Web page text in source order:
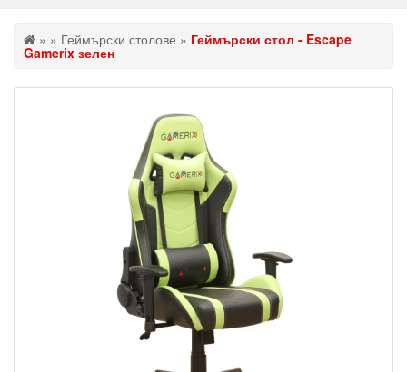
» » Геймърски столове » Геймърски стол - Escape
Gamerix зелен